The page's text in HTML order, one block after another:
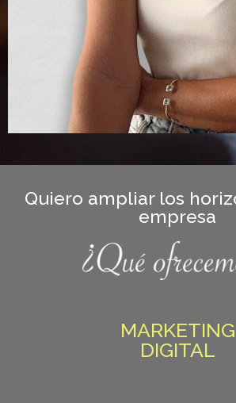
Quiero ampliar los
empresa
MARKETING
DIGITAL